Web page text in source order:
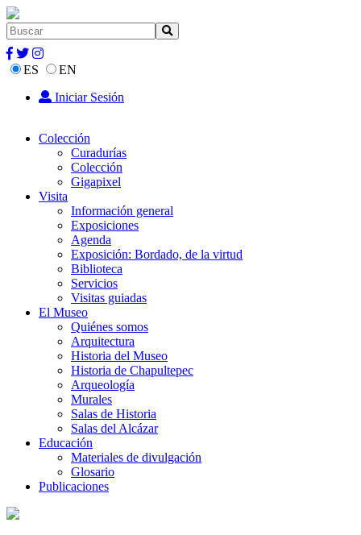
ES
EN
Iniciar Sesión
Colección
Curadurías
Colección
Gigapixel
Visita
Información general
Exposiciones
Agenda
Exposición: Bordado, de la virtud
Biblioteca
Servicios
Visitas guiadas
El Museo
Quiénes somos
Arquitectura
Historia del Museo
Historia de Chapultepec
Arqueología
Murales
Salas de Historia
Salas del Alcázar
Educación
Materiales de divulgación
Glosario
Publicaciones